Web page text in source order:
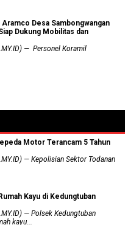
Desa Sambongwangan
Dukung Mobilitas dan
— Personel Koramil
Motor Terancam 5 Tahun
— Kepolisian Sektor Todanan
Kayu di Kedungtuban
— Polsek Kedungtuban
kayu...